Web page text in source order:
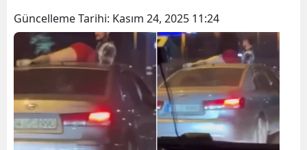
Güncelleme Tarihi: Kasım 24, 2025 11:24